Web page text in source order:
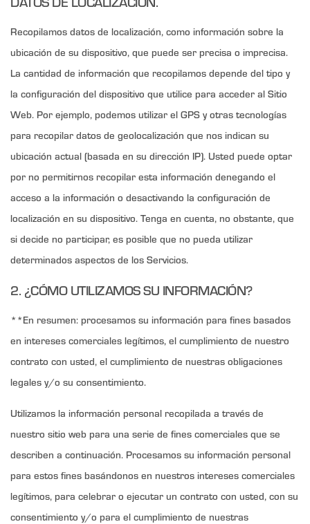
Recopilamos datos de localización, como información sobre la
ubicación de su dispositivo, que puede ser precisa o imprecisa.
La cantidad de información que recopilamos depende del tipo y
la configuración del dispositivo que utilice para acceder al Sitio
Web. Por ejemplo, podemos utilizar el GPS y otras tecnologías
para recopilar datos de geolocalización que nos indican su
ubicación actual (basada en su dirección IP). Usted puede optar
por no permitirnos recopilar esta información denegando el
acceso a la información o desactivando la configuración de
localización en su dispositivo. Tenga en cuenta, no obstante, que
si decide no participar, es posible que no pueda utilizar
determinados aspectos de los Servicios.
2. ¿CÓMO UTILIZAMOS SU INFORMACIÓN?
**En resumen: procesamos su información para fines basados
en intereses comerciales legítimos, el cumplimiento de nuestro
contrato con usted, el cumplimiento de nuestras obligaciones
legales y/o su consentimiento.
Utilizamos la información personal recopilada a través de
nuestro sitio web para una serie de fines comerciales que se
describen a continuación. Procesamos su información personal
para estos fines basándonos en nuestros intereses comerciales
legítimos, para celebrar o ejecutar un contrato con usted, con su
consentimiento y/o para el cumplimiento de nuestras